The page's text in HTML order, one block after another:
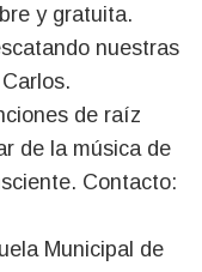
y gratuita.
nuestras
de raíz
de la música de
Contacto:
Municipal de